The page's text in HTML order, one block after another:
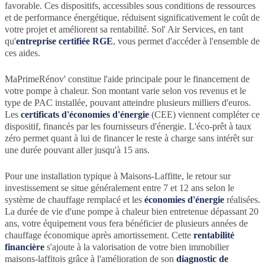
favorable. Ces dispositifs, accessibles sous conditions de ressources
et de performance énergétique, réduisent significativement le coût de
votre projet et améliorent sa rentabilité. Sol' Air Services, en tant
qu'entreprise certifiée RGE, vous permet d'accéder à l'ensemble de
ces aides.
MaPrimeRénov' constitue l'aide principale pour le financement de
votre pompe à chaleur. Son montant varie selon vos revenus et le
type de PAC installée, pouvant atteindre plusieurs milliers d'euros.
Les certificats d'économies d'énergie (CEE) viennent compléter ce
dispositif, financés par les fournisseurs d'énergie. L'éco-prêt à taux
zéro permet quant à lui de financer le reste à charge sans intérêt sur
une durée pouvant aller jusqu'à 15 ans.
Pour une installation typique à Maisons-Laffitte, le retour sur
investissement se situe généralement entre 7 et 12 ans selon le
système de chauffage remplacé et les économies d'énergie réalisées.
La durée de vie d'une pompe à chaleur bien entretenue dépassant 20
ans, votre équipement vous fera bénéficier de plusieurs années de
chauffage économique après amortissement. Cette rentabilité
financière s'ajoute à la valorisation de votre bien immobilier
maisons-laffitois grâce à l'amélioration de son diagnostic de